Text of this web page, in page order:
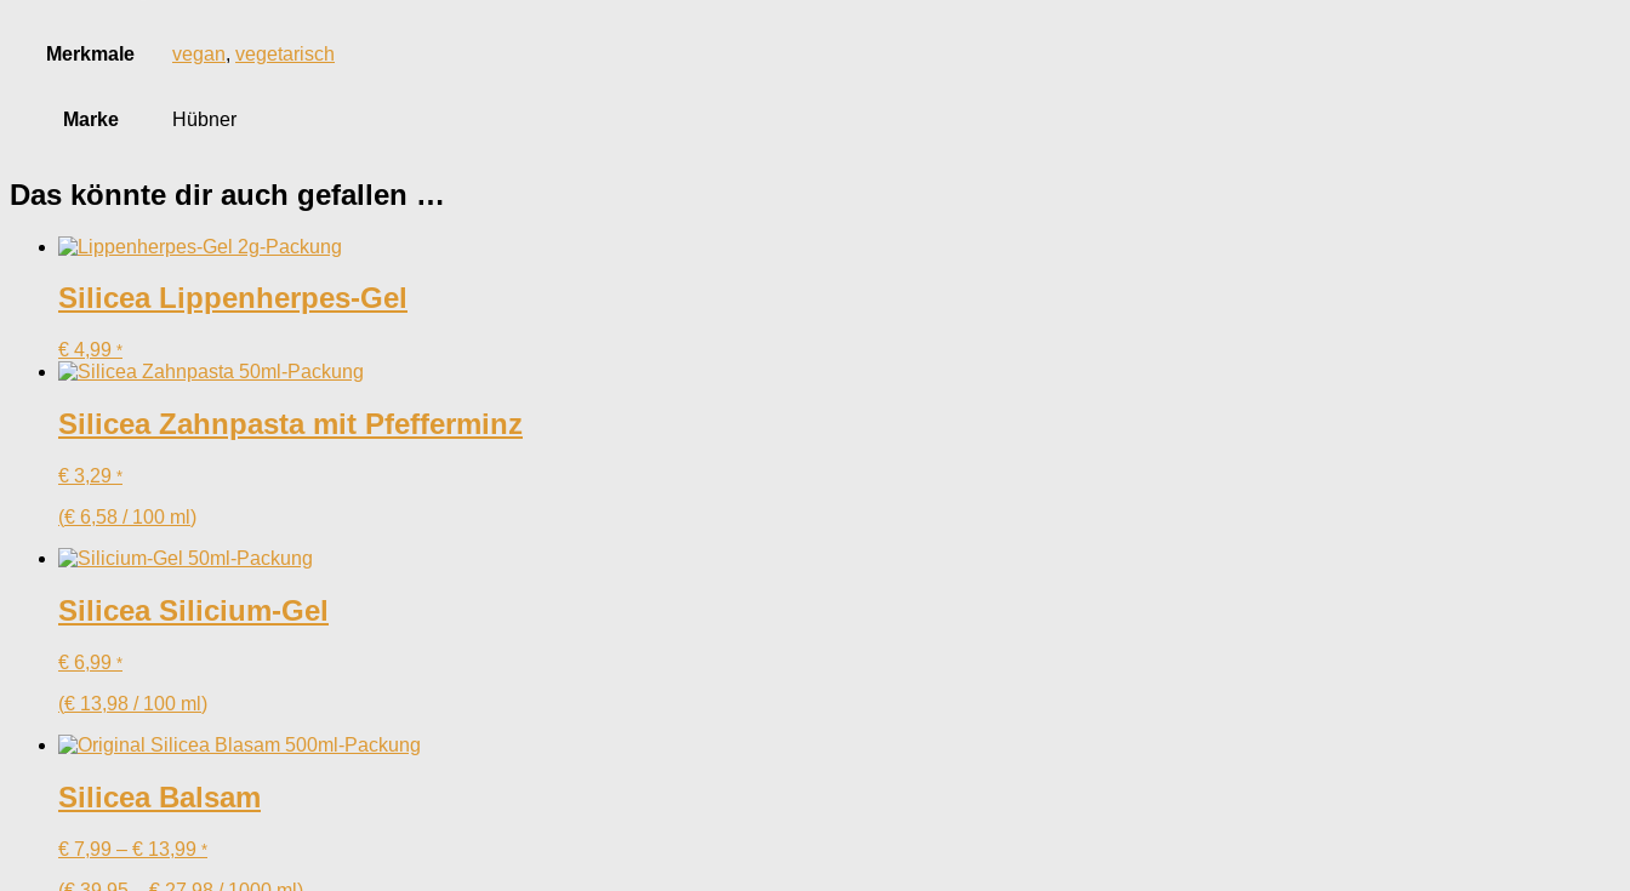
Merkmale vegan, vegetarisch
Marke Hübner
Das könnte dir auch gefallen …
Silicea Lippenherpes-Gel
€ 4,99 *
Silicea Zahnpasta mit Pfefferminz
€ 3,29 *
(€ 6,58 / 100 ml )
Silicea Silicium-Gel
€ 6,99 *
(€ 13,98 / 100 ml )
Silicea Balsam
€ 7,99 – € 13,99 *